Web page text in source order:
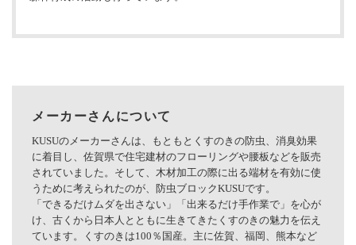
メーカーさんについて
KUSUのメーカーさんは、もともとくすのきの防虫、消臭効果
に着目し、佐賀県で住宅建材のフローリングや腰板などを販売
されていました。そして、木材加工の際に出る端材を有効に使
うために考えられたのが、防虫ブロックKUSUです。
「できるだけムダを出さない」「出来るだけ手作業で」を心が
け、古くから日本人とともに生きてきたくすのきの魅力を伝え
ています。くすのきは100％国産。主に佐賀、福岡、熊本など